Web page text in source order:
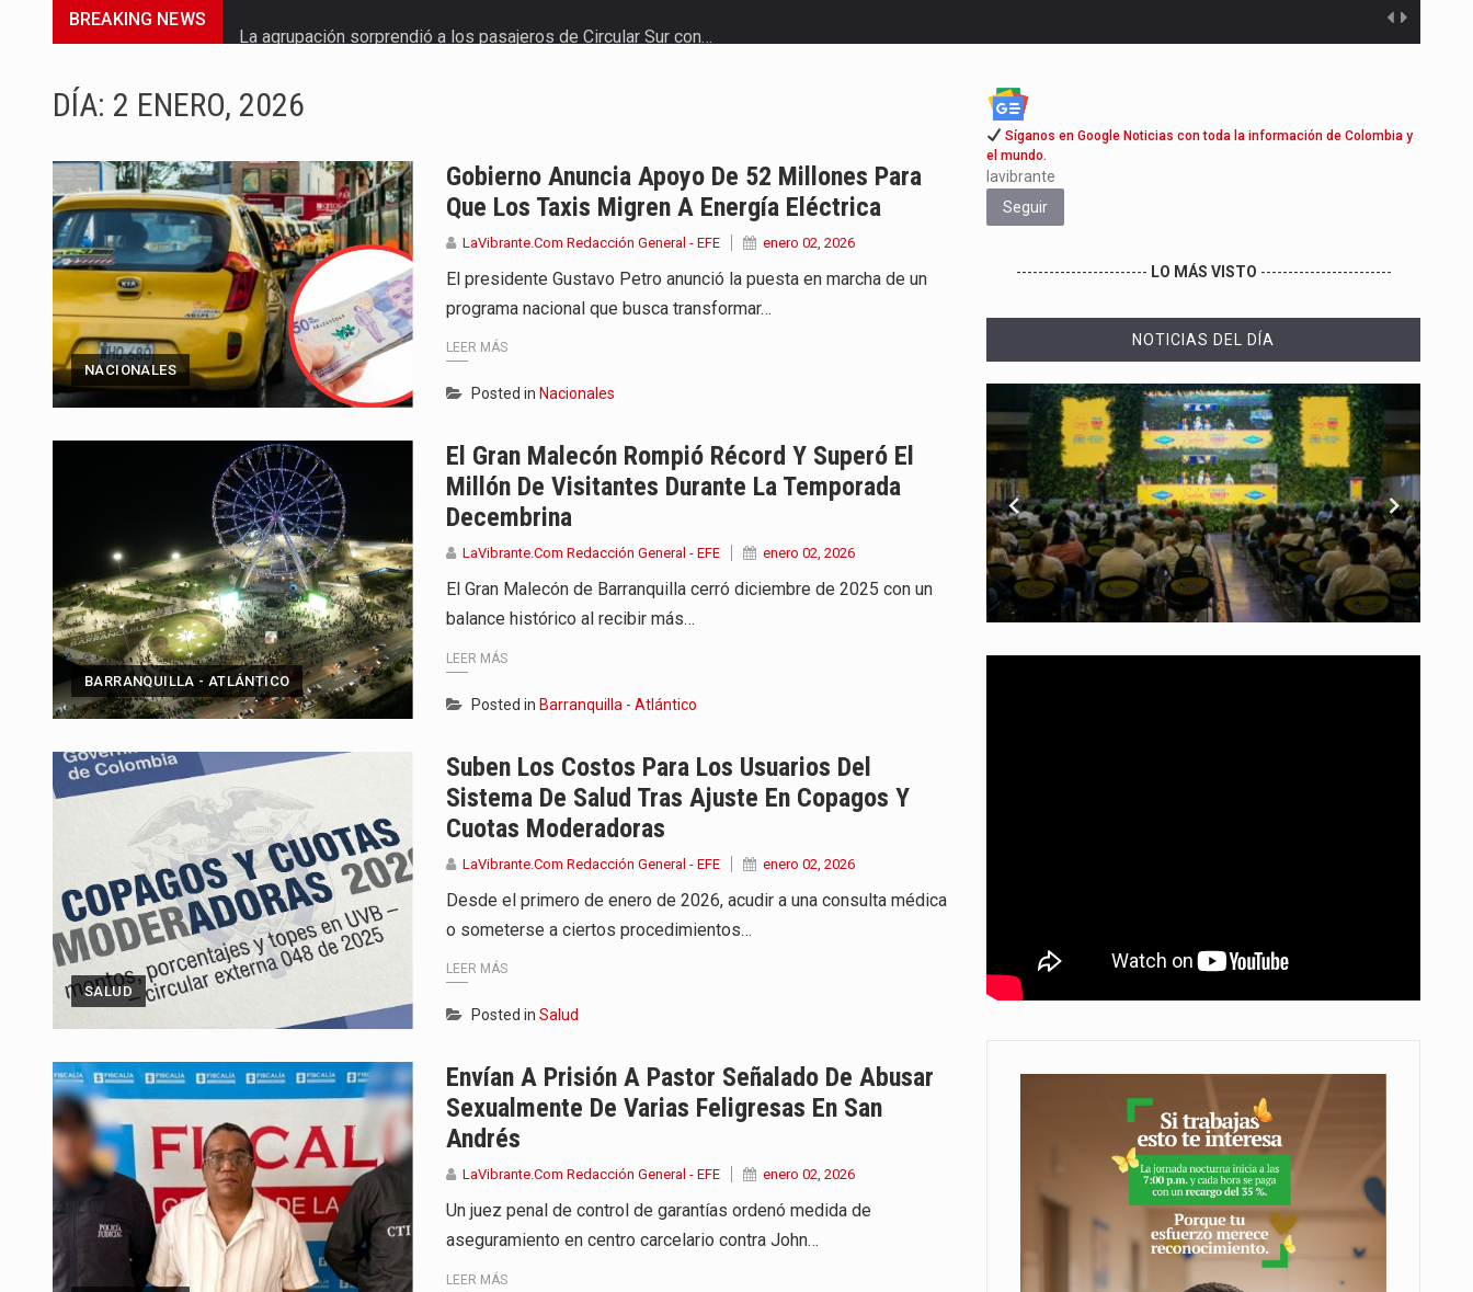
BREAKING NEWS
Barranquilla ya tiene todo listo para recibir una nueva edición…
La Red Pro, integrada por 14 organizaciones que trabajan por…
El dúo bogotano presenta una nueva versión de su segundo…
La colaboración, inspirada en Cien años de soledad de Gabriel…
La comedia romántica escrita y dirigida por Dago García cuenta…
La poeta, cantante, compositora y actriz presenta una nueva edición…
El Grupo Planeta presenta una nueva selección editorial para este…
DÍA: 2 ENERO, 2026
NACIONALES
Gobierno Anuncia Apoyo De 52 Millones Para
Que Los Taxis Migren A Energía Eléctrica
LaVibrante.Com Redacción General - EFE enero 02, 2026
El presidente Gustavo Petro anunció la puesta en marcha de un
programa nacional que busca transformar…
LEER MÁS
Posted in Nacionales
BARRANQUILLA - ATLÁNTICO
El Gran Malecón Rompió Récord Y Superó El
Millón De Visitantes Durante La Temporada
Decembrina
LaVibrante.Com Redacción General - EFE enero 02, 2026
El Gran Malecón de Barranquilla cerró diciembre de 2025 con un
balance histórico al recibir más…
LEER MÁS
Posted in Barranquilla - Atlántico
SALUD
Suben Los Costos Para Los Usuarios Del
Sistema De Salud Tras Ajuste En Copagos Y
Cuotas Moderadoras
LaVibrante.Com Redacción General - EFE enero 02, 2026
Desde el primero de enero de 2026, acudir a una consulta médica
o someterse a ciertos procedimientos…
LEER MÁS
Posted in Salud
Envían A Prisión A Pastor Señalado De Abusar
Sexualmente De Varias Feligresas En San
Andrés
LaVibrante.Com Redacción General - EFE enero 02, 2026
Un juez penal de control de garantías ordenó medida de
aseguramiento en centro carcelario contra John…
LEER MÁS
Síganos en Google Noticias con toda la información de Colombia y
el mundo.
lavibrante
Seguir
------------------------ LO MÁS VISTO ------------------------
NOTICIAS DEL DÍA